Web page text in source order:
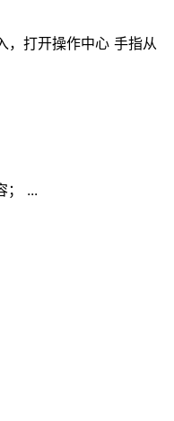
，打开操作中心 手指从
； ...